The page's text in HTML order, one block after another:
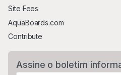
Site Fees
AquaBoards.com
Contribute
Assine o boletim